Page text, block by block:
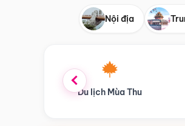
Nội địa
Du lịch Mùa Đông